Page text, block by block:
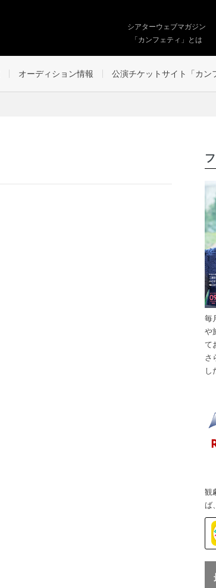
シアターウェブマガジン
「カンフェティ」とは
オーディション情報 公演チケットサイト「カン
毎
や
て
さ
し
観
ば